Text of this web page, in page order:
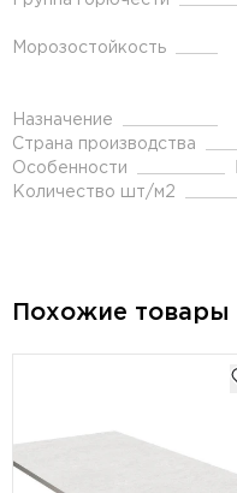
Морозостойкость
Назначение
Страна производства
Особенности
Количество шт/м2
Похожие товары